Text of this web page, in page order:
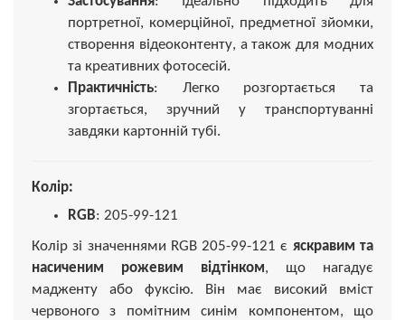
портретної, комерційної, предметної зйомки,
створення відеоконтенту, а також для модних
та креативних фотосесій.
Практичність: Легко розгортається та
згортається, зручний у транспортуванні
завдяки картонній тубі.
Колір:
RGB: 205-99-121
Колір зі значеннями RGB 205-99-121 є яскравим та
насиченим рожевим відтінком, що нагадує
мадженту або фуксію. Він має високий вміст
червоного з помітним синім компонентом, що